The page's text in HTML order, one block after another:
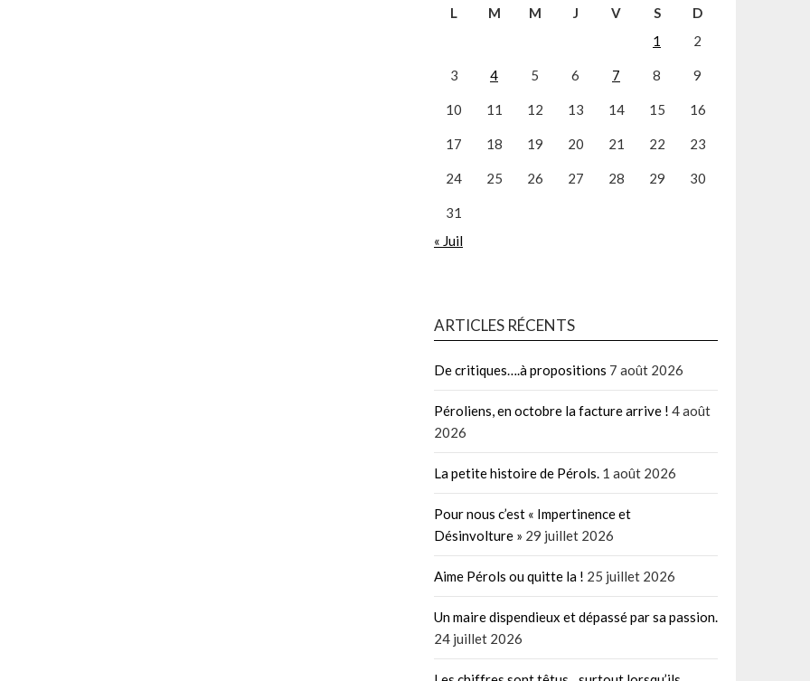
L M M J V S
D
1
2
3 4 5 6 7 8 9
10 11 12 13 14 15 16
17 18 19 20 21 22 23
24 25 26 27 28 29 30
31
« Juil
ARTICLES RÉCENTS
De critiques….à propositions 7 août 2026
Péroliens, en octobre la facture arrive ! 4 août
2026
La petite histoire de Pérols. 1 août 2026
Pour nous c’est « Impertinence et
Désinvolture » 29 juillet 2026
Aime Pérols ou quitte la ! 25 juillet 2026
Un maire dispendieux et dépassé par sa passion.
24 juillet 2026